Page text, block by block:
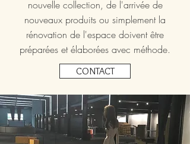
nouvelle collection, de l'arrivée de
nouveaux produits ou simplement la
rénovation de l'espace doivent être
préparées et élaborées avec méthode.
CONTACT